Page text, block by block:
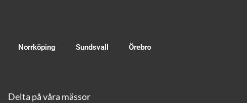
Norrköping Sundsvall Örebro
Delta på våra mässor